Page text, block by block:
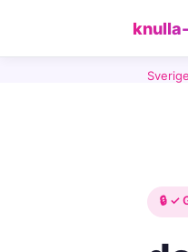
Sverige
🔒 ✓